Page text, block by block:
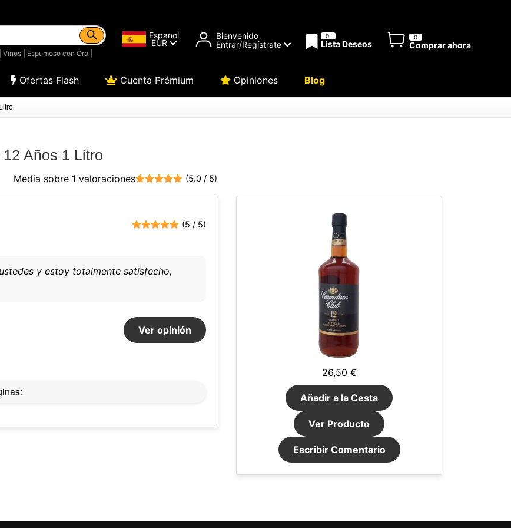
Vinos| Espumoso con Oro|
Espanol
EUR
Bienvenido
Entrar/Regístrate
0
Lista Deseos
0
Comprar ahora
Ofertas Flash Cuenta Prémium Opiniones Blog
Años 1 Litro
Media sobre 1 valoraciones (5.0 / 5)
(5 / 5)
y estoy totalmente satisfecho,
Ver opinión
26,50 €
Añadir a la Cesta
Ver Producto
Escribir Comentario